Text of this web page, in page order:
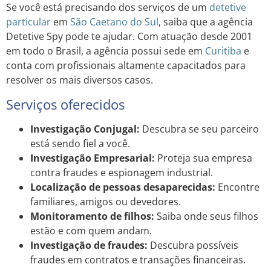
Se você está precisando dos serviços de um detetive
particular em São Caetano do Sul, saiba que a agência
Detetive Spy pode te ajudar. Com atuação desde 2001
em todo o Brasil, a agência possui sede em Curitiba e
conta com profissionais altamente capacitados para
resolver os mais diversos casos.
Serviços oferecidos
Investigação Conjugal: Descubra se seu parceiro
está sendo fiel a você.
Investigação Empresarial: Proteja sua empresa
contra fraudes e espionagem industrial.
Localização de pessoas desaparecidas: Encontre
familiares, amigos ou devedores.
Monitoramento de filhos: Saiba onde seus filhos
estão e com quem andam.
Investigação de fraudes: Descubra possíveis
fraudes em contratos e transações financeiras.